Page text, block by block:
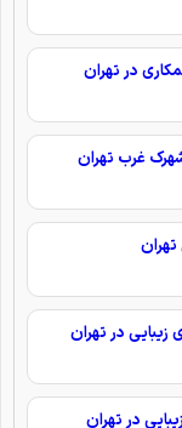
در تهران
غرب تهران
در تهران
در تهران